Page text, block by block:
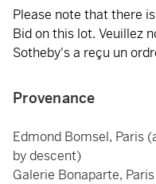
Please note that there
Bid on this lot. Veuillez
Sotheby's a reçu un
Provenance
Edmond Bomsel, Paris
by descent)
Galerie Bonaparte, Paris